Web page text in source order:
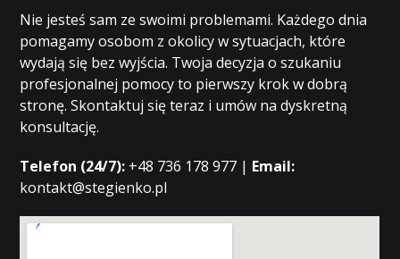
Nie jesteś sam ze swoimi problemami. Każdego dnia
pomagamy osobom z okolicy w sytuacjach, które
wydają się bez wyjścia. Twoja decyzja o szukaniu
profesjonalnej pomocy to pierwszy krok w dobrą
stronę. Skontaktuj się teraz i umów na dyskretną
konsultację.
Telefon (24/7): +48 736 178 977 | Email:
kontakt@stegienko.pl